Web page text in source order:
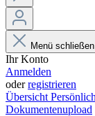
Menü schließen
Ihr Konto
Anmelden
oderregistrieren
Übersicht
Dokumentenupload